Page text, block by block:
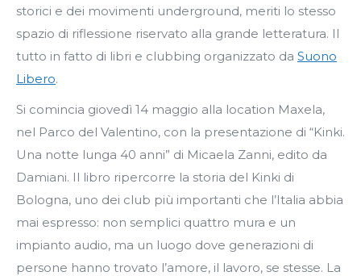
storici e dei movimenti underground, meriti lo stesso
spazio di riflessione riservato alla grande letteratura. Il
tutto in fatto di libri e clubbing organizzato da Suono
Libero.
Si comincia giovedì 14 maggio alla location Maxela,
nel Parco del Valentino, con la presentazione di “Kinki.
Una notte lunga 40 anni” di Micaela Zanni, edito da
Damiani. Il libro ripercorre la storia del Kinki di
Bologna, uno dei club più importanti che l’Italia abbia
mai espresso: non semplici quattro mura e un
impianto audio, ma un luogo dove generazioni di
persone hanno trovato l’amore, il lavoro, se stesse. La